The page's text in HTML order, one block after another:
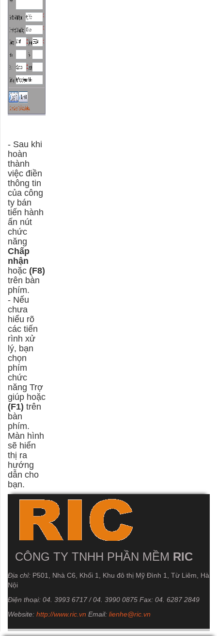
- Sau khi
hoàn
thành
việc điền
thông tin
của công
ty bán
tiến hành
ấn nút
chức
năng
Chấp
nhận
hoặc (F8)
trên bàn
phím.
- Nếu
chưa
hiểu rõ
các tiến
rình xử
lý, bạn
chọn
phím
chức
năng Trợ
giúp hoặc
(F1) trên
bàn
phím.
Màn hình
sẽ hiển
thị ra
hướng
dẫn cho
bạn.
CÔNG TY TNHH PHẦN MỀM RIC
Địa chỉ: P501, Nhà C6, Khối 1, Khu đô thị Mỹ Đình 1, Từ Liêm, Hà
Nội
Điện thoại: 04. 3993 6717 / 04. 3990 0875 Fax: 04. 6287 2849
Website: http://www.ric.vn Email: lienhe@ric.vn